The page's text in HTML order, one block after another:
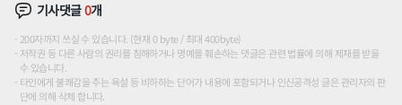
기사댓글0개
200자까지 쓰실 수 있습니다. (현재 0 byte / 최대 400byte)
저작권 등 다른 사람의 권리를 침해하거나 명예를 훼손하는 댓글은 관련 법률에 의해 제재를 받을
수 있습니다.
타인에게 불쾌감을 주는 욕설 등 비하하는 단어가 내용에 포함되거나 인신공격성 글은 관리자의 판
단에 의해 삭제 합니다.